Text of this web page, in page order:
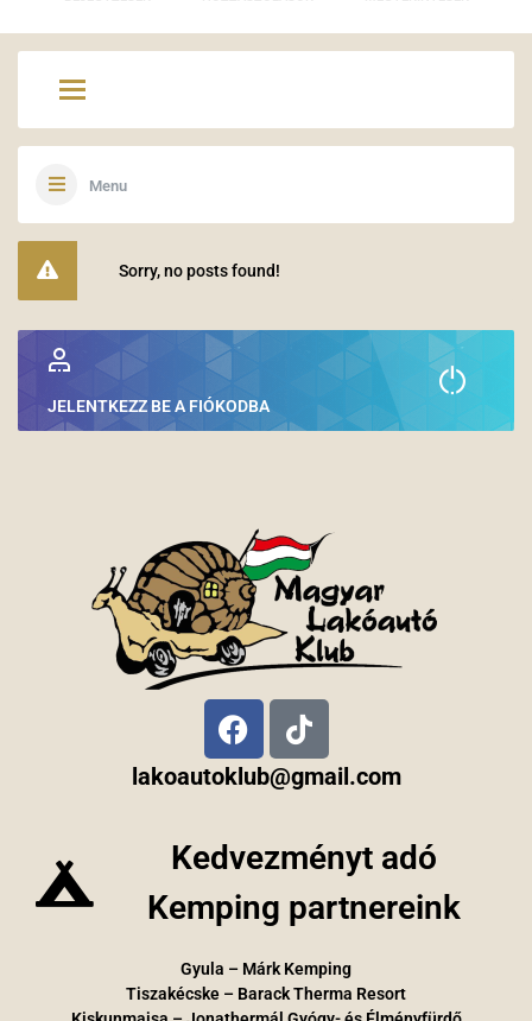
Menu
Sorry, no posts found!
JELENTKEZZ BE A FIÓKODBA
lakoautoklub@gmail.com
Kedvezményt adó
Kemping partnereink
Gyula – Márk Kemping
Tiszakécske – Barack Therma Resort